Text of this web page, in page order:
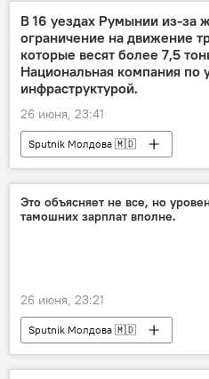
В 16 уездах Румынии из-за
ограничение на движение
которые весят более 7,5
Национальная компания
инфраструктурой.
26 июня, 23:41
Sputnik Молдова 🇲🇩
Это объясняет не все, но
тамошних зарплат вполне.
26 июня, 23:21
Sputnik Молдова 🇲🇩